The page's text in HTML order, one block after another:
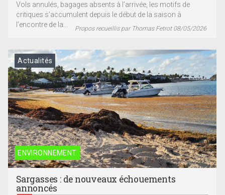
Vols annulés, bagages absents à l’arrivée, les motifs de
critiques s’accumulent depuis le début de la saison à
l’encontre de la...
Propos recueillis par Thomas Fetrot 08/05/2026
ENVIRONNEMENT
Actualités
Sargasses : de nouveaux échouements
annoncés